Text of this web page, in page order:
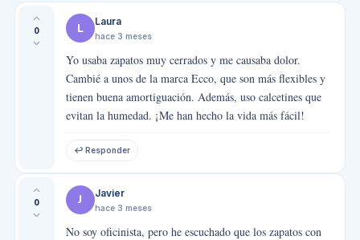
0 L Laura
hace 3 meses
Yo usaba zapatos muy cerrados y me causaba dolor.
Cambié a unos de la marca Ecco, que son más flexibles y
tienen buena amortiguación. Además, uso calcetines que
evitan la humedad. ¡Me han hecho la vida más fácil!
↩ Responder
0 J Javier
hace 3 meses
No soy oficinista, pero he escuchado que los zapatos con